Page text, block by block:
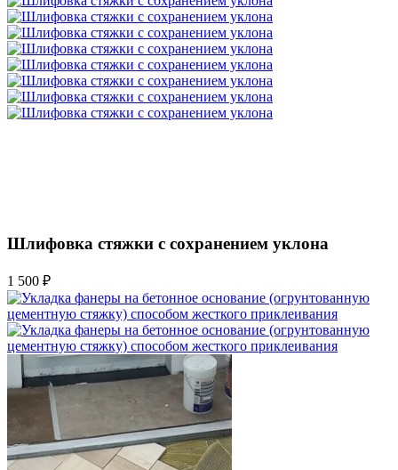
Шлифовка стяжки с сохранением уклона
1 500 ₽